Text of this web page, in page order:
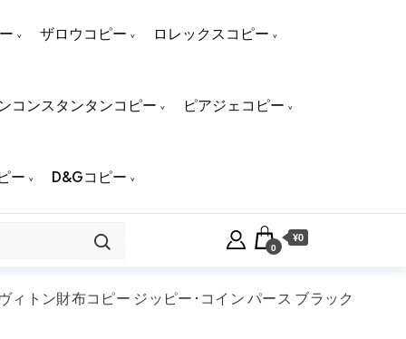
ザロウコピー ロレックスコピー
コンスタンタンコピー ピアジェコピー
ー D&Gコピー
0
¥0
トン財布コピー ジッピー･コイン パース ブラック